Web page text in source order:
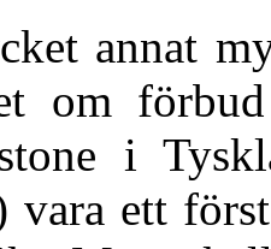
annat
om
i
vara ett